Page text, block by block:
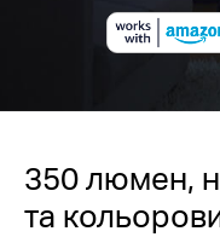
350 люмен,
та